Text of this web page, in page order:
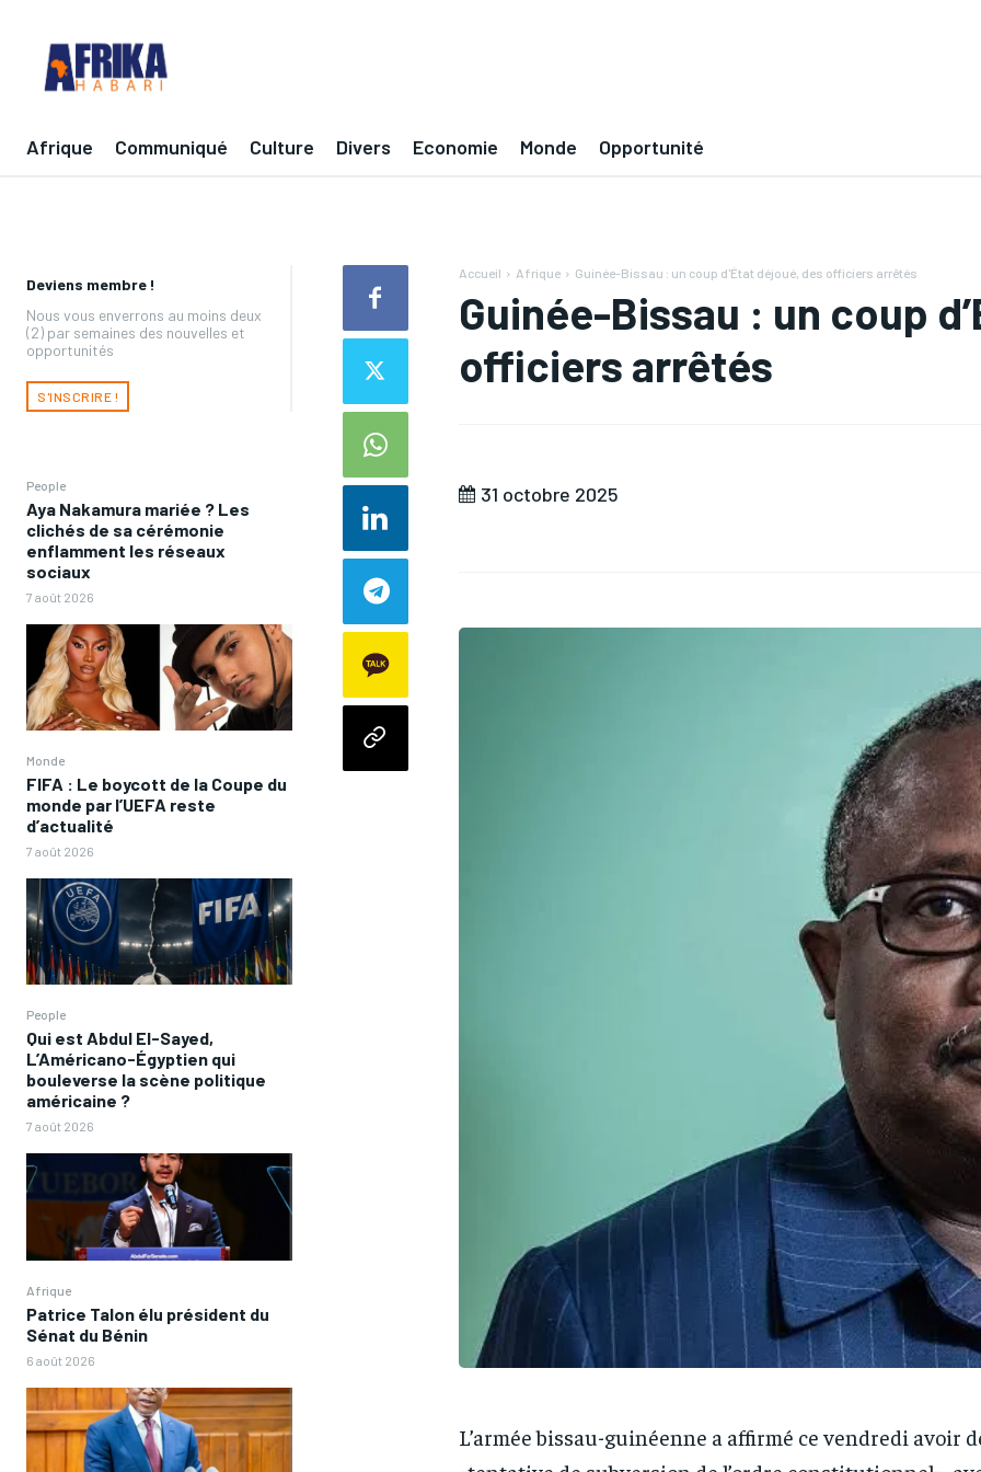
Afrique Communiqué Culture Divers Economie Monde Opportunité
Deviens membre !
Nous vous enverrons au moins deux
(2) par semaines des nouvelles et
opportunités
S'INSCRIRE !
People
Aya Nakamura mariée ? Les
clichés de sa cérémonie
enflamment les réseaux
sociaux
7 août 2026
Monde
FIFA : Le boycott de la Coupe du
monde par l’UEFA reste
d’actualité
7 août 2026
People
Qui est Abdul El-Sayed,
L’Américano-Égyptien qui
bouleverse la scène politique
américaine ?
7 août 2026
Afrique
Patrice Talon élu président du
Sénat du Bénin
6 août 2026
Accueil Afrique Guinée-Bissau : un coup d'État déjoué, des officiers arrêtés
Guinée-Bissau : un coup
officiers arrêtés
31 octobre 2025
L’armée bissau-guinéenne a affirmé ce vendredi avoir